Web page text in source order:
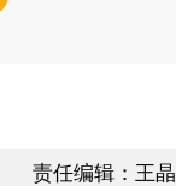
责任编辑：王晶